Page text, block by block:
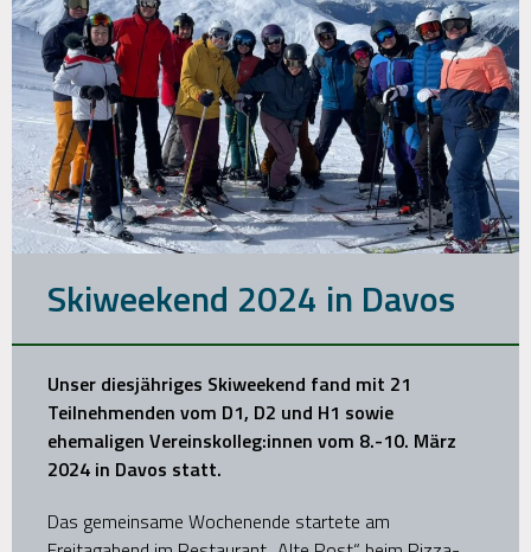
Skiweekend 2024 in Davos
Unser diesjähriges Skiweekend fand mit 21
Teilnehmenden vom D1, D2 und H1 sowie
ehemaligen Vereinskolleg:innen vom 8.-10. März
2024 in Davos statt.
Das gemeinsame Wochenende startete am